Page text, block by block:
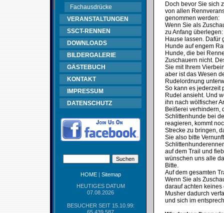
Fachausdrücke
VERANSTALTUNGEN
SSCT-RENNEN
DOWNLOADS
BILDERGALERIE
GÄSTEBUCH
KONTAKT
IMPRESSUM
DATENSCHUTZ
HOME| Sitemap
HEUTIGES DATUM
07.08.2026
BESUCHER SEIT 15.10.99:
Doch bevor Sie sich
von allen
genommen werden:
Wenn Sie als
zu Anfang
Hause lassen. Dafür
Hunde auf engem
Hunde, die bei
Zuschauern nicht.
Sie mit Ihrem
aber ist das Wesen
Rudelordnung
So kann es jederzeit
Rudel ansieht. Und
ihn nach wölfischer
Beißerei verhindern,
Schlittenhunde bei
reagieren, kommt
Strecke zu bringen,
Sie also bitte
auf dem Trail und
wünschen uns alle
Bitte.
Auf dem gesamten
Wenn Sie als
darauf achten
Musher dadurch
und sich im